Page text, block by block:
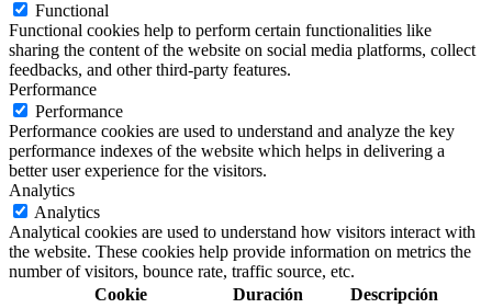
Functional
Functional cookies help to perform certain functionalities like
sharing the content of the website on social media platforms, collect
feedbacks, and other third-party features.
Performance
Performance
Performance cookies are used to understand and analyze the key
performance indexes of the website which helps in delivering a
better user experience for the visitors.
Analytics
Analytics
Analytical cookies are used to understand how visitors interact with
the website. These cookies help provide information on metrics the
number of visitors, bounce rate, traffic source, etc.
Cookie
Duración Descripción